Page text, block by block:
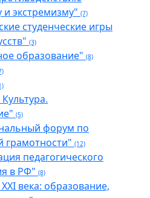
экстремизму" (7)
студенческие игры
(3)
образование" (8)
(5)
форум по
грамотности" (12)
педагогического
в РФ" (8)
века: образование,